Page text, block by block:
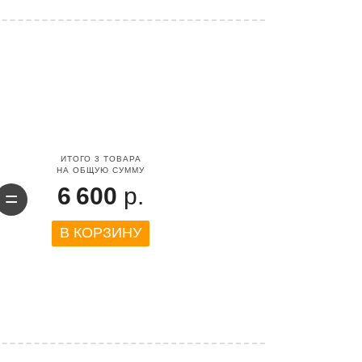
=
ИТОГО 3 ТОВАРА
НА ОБЩУЮ СУММУ
6 600 р.
В КОРЗИНУ